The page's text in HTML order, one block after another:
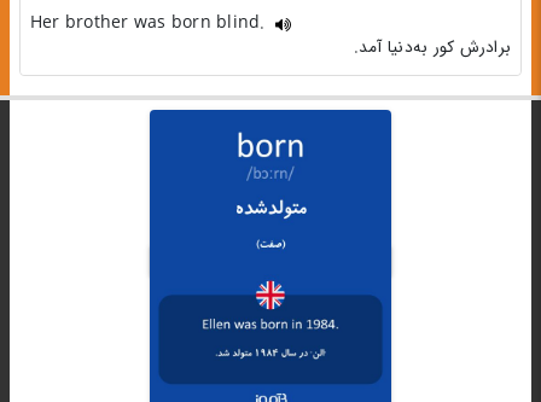
Her brother was born blind.
برادرش کور به‌دنیا آمد.